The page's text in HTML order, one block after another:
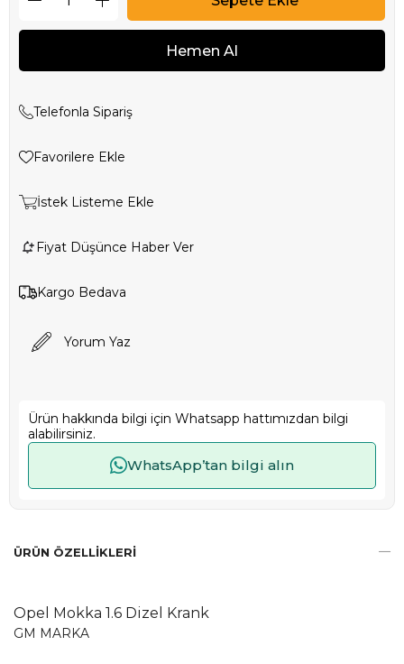
Telefonla Sipariş
Favorilere Ekle
İstek Listeme Ekle
Fiyat Düşünce Haber Ver
Kargo Bedava
Yorum Yaz
Ürün hakkında bilgi için Whatsapp hattımızdan bilgi
alabilirsiniz.
WhatsApp’tan bilgi alın
ÜRÜN ÖZELLIKLERI
Opel Mokka 1.6 Dizel Krank
GM MARKA